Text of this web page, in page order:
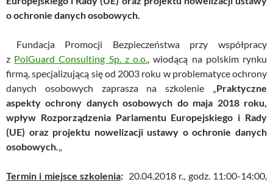
o ochronie danych osobowych.
Fundacja Promocji Bezpieczeństwa przy współpracy
z PolGuard Consulting Sp. z o.o., wiodącą na polskim rynku
firmą, specjalizującą się od 2003 roku w problematyce ochrony
danych osobowych zaprasza na szkolenie „Praktyczne
aspekty ochrony danych osobowych do maja 2018 roku,
wpływ Rozporządzenia Parlamentu Europejskiego i Rady
(UE) oraz projektu nowelizacji ustawy o ochronie danych
osobowych.„
Termin i miejsce szkolenia: 20.04.2018 r., godz. 11:00-14:00,